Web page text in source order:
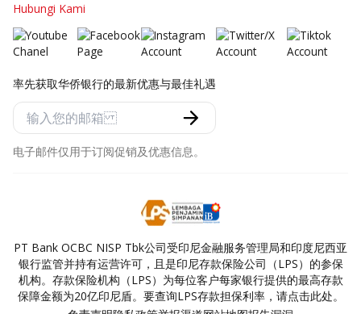
Hubungi Kami
率先获取华侨银行的最新优惠与最佳礼遇
电子邮件仅用于订阅促销及优惠信息。
PT Bank OCBC NISP Tbk公司受印尼金融服务管理局和印度尼西亚
银行监管并持有运营许可，且是印尼存款保险公司（LPS）的参保
机构。存款保险机构（LPS）为每位客户每家银行提供的最高存款
保障金额为20亿印尼盾。要查询LPS存款担保利率，请点击此处。